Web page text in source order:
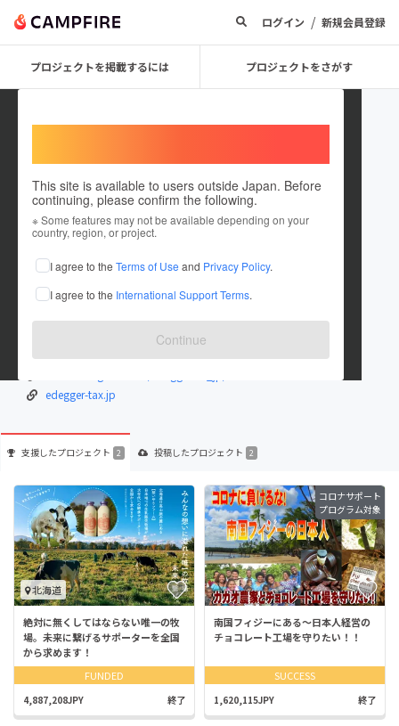
ログイン / 新規会員登録
プロジェクトを掲載するには プロジェクトをさがす
This site is available to users outside Japan. Before
continuing, please confirm the following.
※ Some features may not be available depending on your
country, region, or project.
I agree to the Terms of Use and Privacy Policy.
I agree to the International Support Terms.
Continue
edegger
これまでに2回支援して2件のプロジェクトを投稿しています
在住国：日本 現在地：京都府
出身国：未設定
edegger-tax.jp
支援したプロジェクト 2 投稿したプロジェクト 2
北海道
絶対に無くしてはならない唯一の牧
場。未来に繋げるサポーターを全国
から求めます！
FUNDED
4,887,208JPY 終了
コロナサポート
プログラム対象
南国フィジーにある～日本人経営の
チョコレート工場を守りたい！！
SUCCESS
1,620,115JPY 終了